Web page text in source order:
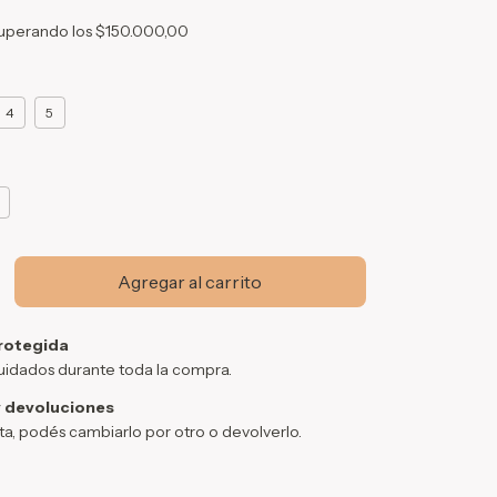
los$150.000,00
4 5
durante toda la compra.
devoluciones
podés cambiarlo por otro o devolverlo.